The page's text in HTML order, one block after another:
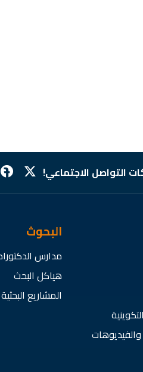
التواصل الاجتماعي!
البحوث
مدارس
هياكل البحث
المشاريع البحثية